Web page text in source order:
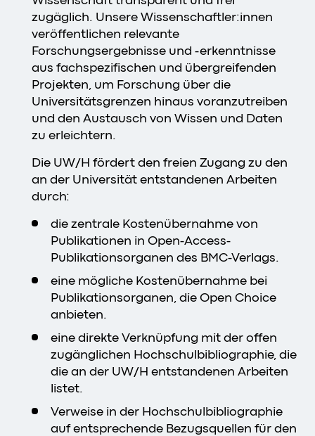
zugäglich. Unsere Wissenschaftler:innen
veröffentlichen relevante
Forschungsergebnisse und -erkenntnisse
aus fachspezifischen und übergreifenden
Projekten, um Forschung über die
Universitätsgrenzen hinaus voranzutreiben
und den Austausch von Wissen und Daten
zu erleichtern.
Die UW/H fördert den freien Zugang zu den
an der Universität entstandenen Arbeiten
durch:
die zentrale Kostenübernahme von
Publikationen in Open-Access-
Publikationsorganen des BMC-Verlags.
eine mögliche Kostenübernahme bei
Publikationsorganen, die Open Choice
anbieten.
eine direkte Verknüpfung mit der offen
zugänglichen Hochschulbibliographie, die
die an der UW/H entstandenen Arbeiten
listet.
Verweise in der Hochschulbibliographie
auf entsprechende Bezugsquellen für den